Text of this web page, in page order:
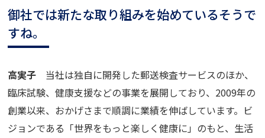
御社では新たな取り組みを始めているそうで
すね。
高実子 当社は独自に開発した郵送検査サービスのほか、
臨床試験、健康支援などの事業を展開しており、2009年の
創業以来、おかげさまで順調に業績を伸ばしています。ビ
ジョンである「世界をもっと楽しく健康に」のもと、生活